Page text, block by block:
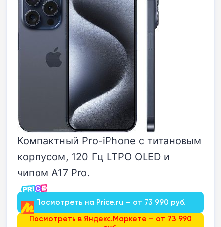
Компактный Pro-iPhone с титановым
корпусом, 120 Гц LTPO OLED и
чипом A17 Pro.
Посмотреть на Price.ru — от 73 990 руб.
Посмотреть в Яндекс.Маркете — от 73 990